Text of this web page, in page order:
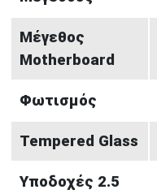
Μέγεθος
Motherboard
Φωτισμός
Tempered Glass
Υποδοχές 2.5